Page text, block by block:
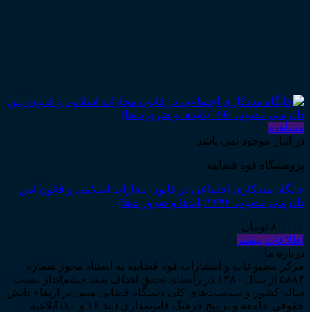
مشاهده
در انبار موجود نمی باشد
پژوهشگاه قوه قضاییه
جایگاه مددکاری اجتماعی در قانون مجازات اسلامی و قانون آیین
دادرسی مصوب ۱۳۹۲(بایدها و ضرورت‌ها)
۸۰,۰۰۰ تومان
اطلاعات بیشتر
درباره ما
مرکز مطبوعات و انتشارات قوه قضاییه به استناد مجوز شماره
۵۸۸۴ از سال ۱۳۸۰ در راستای تحقق اهداف سند چشم‌انداز بیست
ساله کشور و سیاست‌های کلی دستگاه قضایی مبنی بر ارتقاء دانش
حقوقی جامعه و ترویج فرهنگ قانونمداری (بند ۱۶ و ۱۰) ابلاغیه